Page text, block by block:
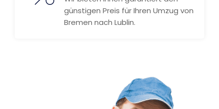
günstigen Preis für Ihren Umzug von
Bremen nach Lublin.